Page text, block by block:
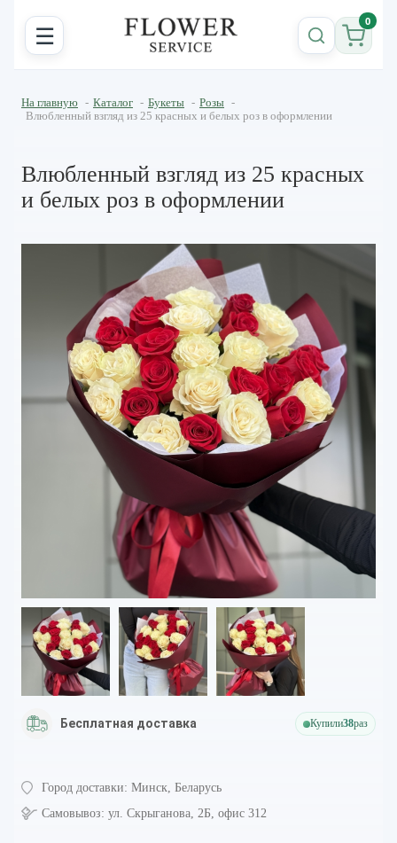
☰ 0
На главную - Каталог - Букеты - Розы -
Влюбленный взгляд из 25 красных и белых роз в оформлении
Влюбленный взгляд из 25 красных
и белых роз в оформлении
Бесплатная доставка Купили38раз
Город доставки: Минск, Беларусь
Самовывоз: ул. Скрыганова, 2Б, офис 312